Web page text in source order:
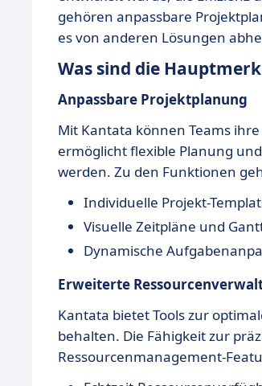
gehören anpassbare
es von anderen Lösungen
Was sind die
Anpassbare Projektplanung
Mit Kantata können Teams
ermöglicht flexible Planung
werden. Zu den Funktionen
Individuelle Projekt-
Visuelle Zeitpläne und
Dynamische
Erweiterte
Kantata bietet Tools zur
behalten. Die Fähigkeit zur
Ressourcenmanagement-